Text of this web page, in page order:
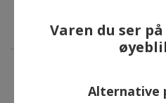
ANDRE HAR
Varen du ser
Alternative